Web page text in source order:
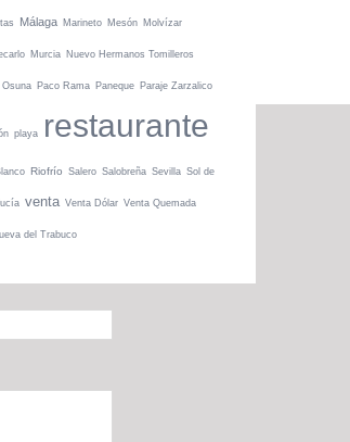
Málaga Marineto Mesón Molvízar
Murcia Nuevo Hermanos Tomilleros
Osuna Paco Rama Paneque Paraje Zarzalico
playa restaurante
Riofrío Salero Salobreña Sevilla Sol de
venta Venta Dólar Venta Quemada
del Trabuco